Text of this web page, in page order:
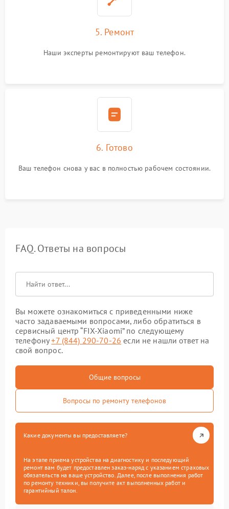
5. Ремонт
Наши эксперты ремонтируют ваш телефон.
6. Готово
Ваш телефон снова у вас в полностью рабочем состоянии.
FAQ. Ответы на вопросы
Вы можете ознакомиться с приведенными ниже
часто задаваемыми вопросами, либо обратиться в
сервисный центр “FIX-Xiaomi” по следующему
телефону+7 (844) 290-70-26 если не нашли ответ на
свой вопрос.
Общие вопросы
Вопросы по ремонту телефонов
Какие документы вы предоставляете?
На этапе приема устройства на диагностику и последующий
ремонт вам будет предоставлен заказ-наряд с указанием страховых
обязательств на ваше устройство. Далее, после выполнения работ
по ремонту техники, вы получите акт выполненных работ и
гарантийный талон.